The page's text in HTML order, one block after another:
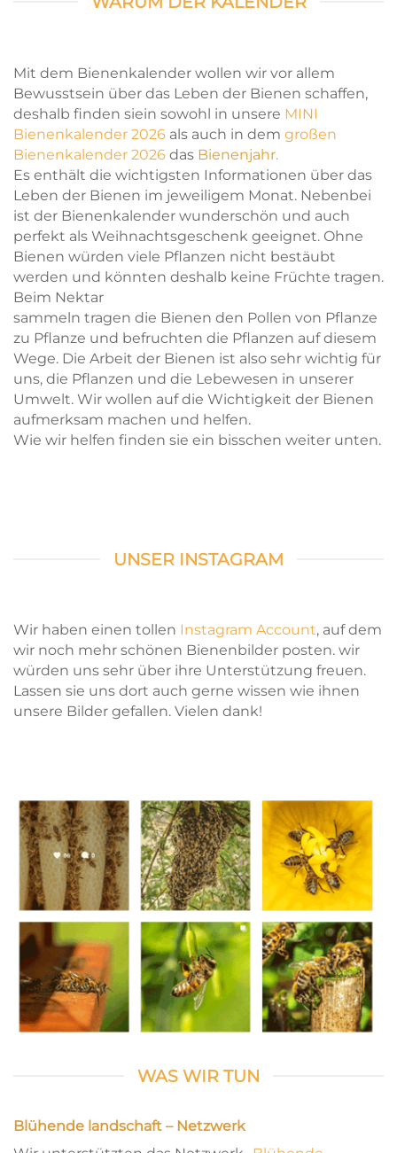
Mit dem Bienenkalender wollen wir vor allem
Bewusstsein über das Leben der Bienen schaffen,
deshalb finden siein sowohl in unsere MINI
Bienenkalender 2026 als auch in dem großen
Bienenkalender 2026 das Bienenjahr.
Es enthält die wichtigsten Informationen über das
Leben der Bienen im jeweiligem Monat. Nebenbei
ist der Bienenkalender wunderschön und auch
perfekt als Weihnachtsgeschenk geeignet. Ohne
Bienen würden viele Pflanzen nicht bestäubt
werden und könnten deshalb keine Früchte tragen.
Beim Nektar
sammeln tragen die Bienen den Pollen von Pflanze
zu Pflanze und befruchten die Pflanzen auf diesem
Wege. Die Arbeit der Bienen ist also sehr wichtig für
uns, die Pflanzen und die Lebewesen in unserer
Umwelt. Wir wollen auf die Wichtigkeit der Bienen
aufmerksam machen und helfen.
Wie wir helfen finden sie ein bisschen weiter unten.
UNSER INSTAGRAM
Wir haben einen tollen Instagram Account, auf dem
wir noch mehr schönen Bienenbilder posten. wir
würden uns sehr über ihre Unterstützung freuen.
Lassen sie uns dort auch gerne wissen wie ihnen
unsere Bilder gefallen. Vielen dank!
WAS WIR TUN
Blühende landschaft – Netzwerk